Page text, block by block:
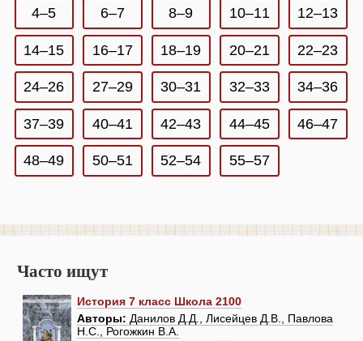
4–5 6–7 8–9 10–11 12–13
14–15 16–17 18–19 20–21 22–23
24–26 27–29 30–31 32–33 34–36
37–39 40–41 42–43 44–45 46–47
48–49 50–51 52–54 55–57
Часто ищут
История 7 класс Школа 2100
Авторы: Данилов Д.Д., Лисейцев Д.В., Павлова
Н.С., Рогожкин В.А.